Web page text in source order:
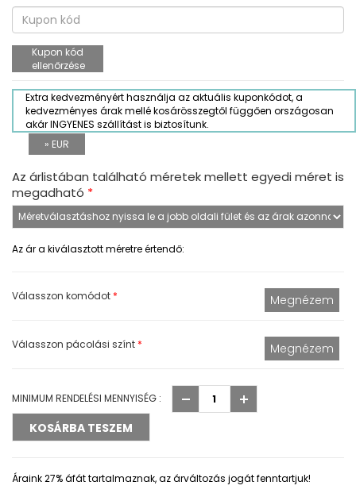
Kupon kód
ellenőrzése
Extra kedvezményért használja az aktuális kuponkódot, a
kedvezményes árak mellé kosárösszegtől függően országosan
akár INGYENES szállítást is biztosítunk.
» EUR
Az árlistában található méretek mellett egyedi méret is
megadható *
Az ár a kiválasztott méretre értendő:
Válasszon komódot *
Válasszon pácolási színt *
MINIMUM RENDELÉSI MENNYISÉG :
Áraink 27% áfát tartalmaznak, az árváltozás jogát fenntartjuk!